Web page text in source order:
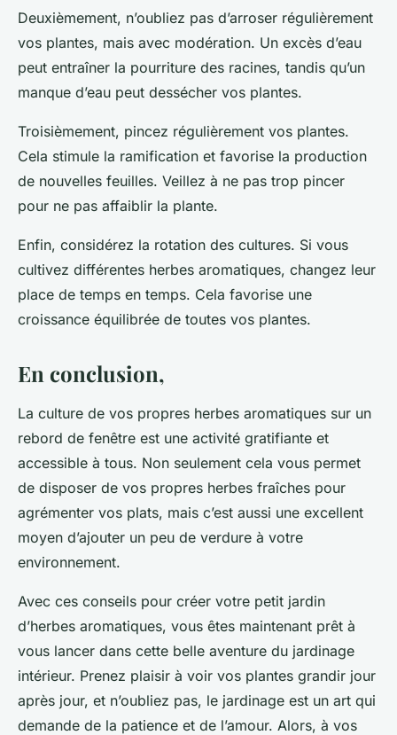
Deuxièmement, n’oubliez pas d’arroser régulièrement
vos plantes, mais avec modération. Un excès d’eau
peut entraîner la pourriture des racines, tandis qu’un
manque d’eau peut dessécher vos plantes.
Troisièmement, pincez régulièrement vos plantes.
Cela stimule la ramification et favorise la production
de nouvelles feuilles. Veillez à ne pas trop pincer
pour ne pas affaiblir la plante.
Enfin, considérez la rotation des cultures. Si vous
cultivez différentes herbes aromatiques, changez leur
place de temps en temps. Cela favorise une
croissance équilibrée de toutes vos plantes.
En conclusion,
La culture de vos propres herbes aromatiques sur un
rebord de fenêtre est une activité gratifiante et
accessible à tous. Non seulement cela vous permet
de disposer de vos propres herbes fraîches pour
agrémenter vos plats, mais c’est aussi une excellent
moyen d’ajouter un peu de verdure à votre
environnement.
Avec ces conseils pour créer votre petit jardin
d’herbes aromatiques, vous êtes maintenant prêt à
vous lancer dans cette belle aventure du jardinage
intérieur. Prenez plaisir à voir vos plantes grandir jour
après jour, et n’oubliez pas, le jardinage est un art qui
demande de la patience et de l’amour. Alors, à vos